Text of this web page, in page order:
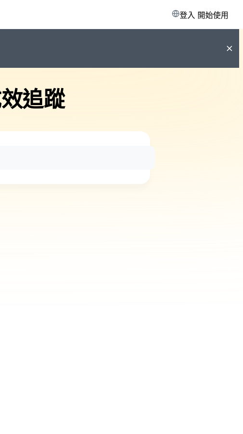
登入 開始使用
追蹤